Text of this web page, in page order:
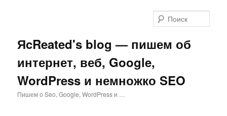
ЯcReated's blog — пишем об
интернет, веб, Google,
WordPress и немножко SEO
Пишем о Seo, Google, WordPress и …